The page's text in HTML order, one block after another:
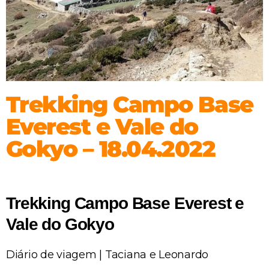
Trekking Campo Base
Everest e Vale do
Gokyo – 18.04.2022
Trekking Campo Base Everest e
Vale do Gokyo
Diário de viagem | Taciana e Leonardo